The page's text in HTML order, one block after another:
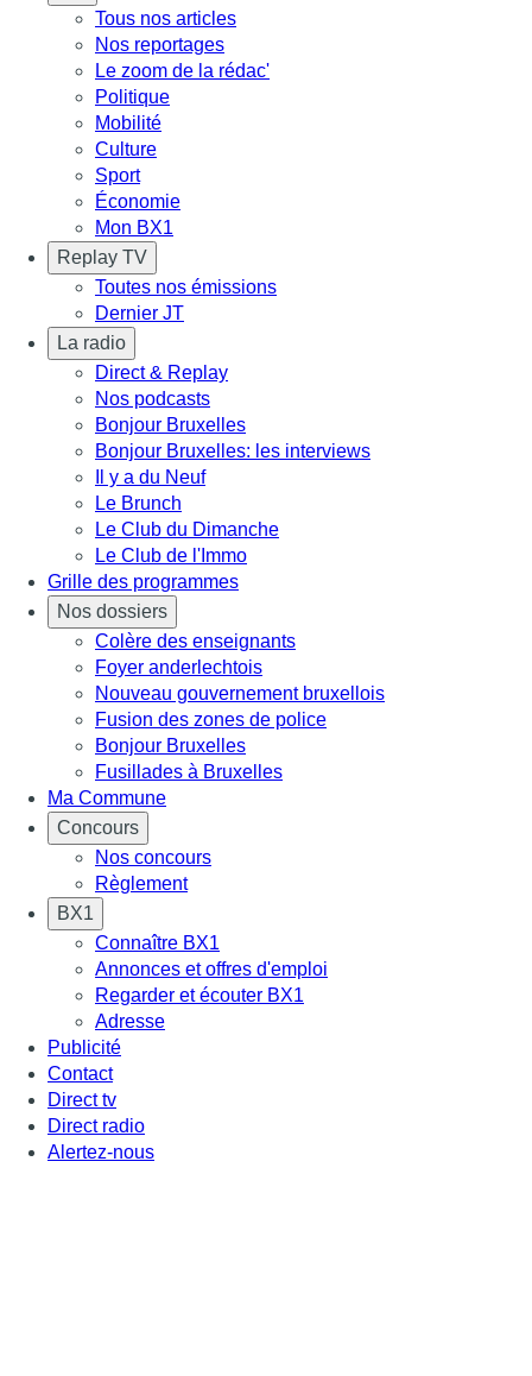
Tous nos articles
Nos reportages
Le zoom de la rédac'
Politique
Mobilité
Culture
Sport
Économie
Mon BX1
Replay TV
Toutes nos émissions
Dernier JT
La radio
Direct & Replay
Nos podcasts
Bonjour Bruxelles
Bonjour Bruxelles: les interviews
Il y a du Neuf
Le Brunch
Le Club du Dimanche
Le Club de l'Immo
Grille des programmes
Nos dossiers
Colère des enseignants
Foyer anderlechtois
Nouveau gouvernement bruxellois
Fusion des zones de police
Bonjour Bruxelles
Fusillades à Bruxelles
Ma Commune
Concours
Nos concours
Règlement
BX1
Connaître BX1
Annonces et offres d'emploi
Regarder et écouter BX1
Adresse
Publicité
Contact
Direct tv
Direct radio
Alertez-nous